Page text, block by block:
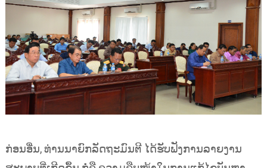
ກ່ອນອື່ນ, ທ່ານນາຍົກລັດຖະມົນຕີ ໄດ້ຮັບຟັງການລາຍງານ